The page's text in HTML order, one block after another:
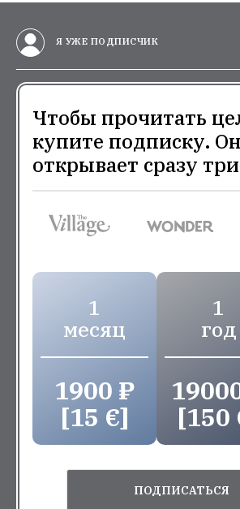
Я УЖЕ ПОДПИСЧИК
Чтобы прочитать
купите подписку.
открывает сразу
1
месяц
1900 ₽
[15 €]
1
год
[150
ПОДПИСАТЬСЯ